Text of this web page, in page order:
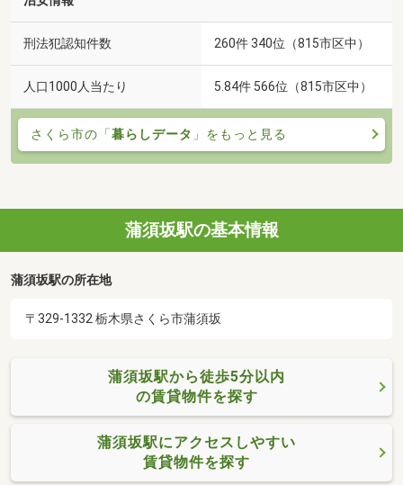
刑法犯認知件数 260件 340位（815市区中）
人口1000人当たり 5.84件 566位（815市区中）
さくら市の「暮らしデータ 」をもっと見る
蒲須坂駅の基本情報
蒲須坂駅の所在地
〒329-1332 栃木県さくら市蒲須坂
蒲須坂駅から徒歩5分以内
の賃貸物件を探す
蒲須坂駅にアクセスしやすい
賃貸物件を探す